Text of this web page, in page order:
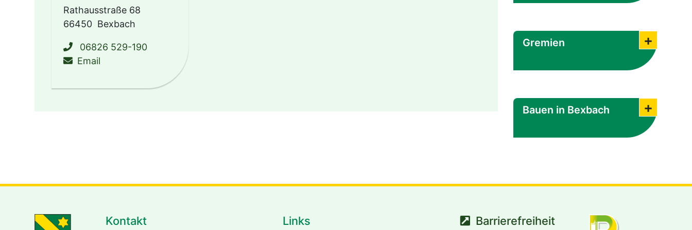
Gremien
Bauen in Bexbach
Rathausstraße 68
66450 Bexbach
06826 529-190
Emailschreiben an buergerbuero@bexbach.de
Kontakt Links Barrierefreiheit